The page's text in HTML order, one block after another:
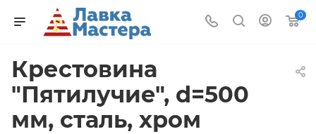
0
Крестовина
"Пятилучие", d=500
мм, сталь, хром